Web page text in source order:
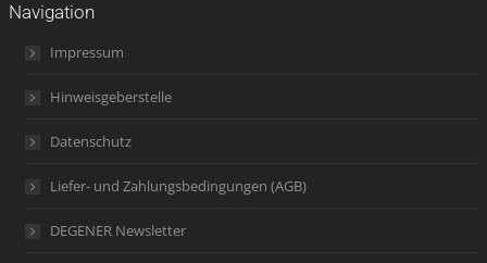
Navigation
Impressum
Hinweisgeberstelle
Datenschutz
Liefer- und Zahlungsbedingungen (AGB)
DEGENER Newsletter